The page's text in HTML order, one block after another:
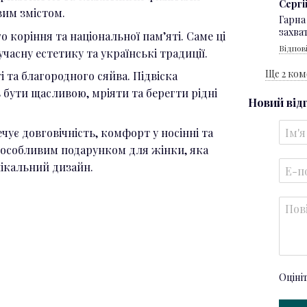
змістом.
та національної пам’яті. Саме ці
естетику та українські традиції.
благородного сяйва. Підвіска
щасливою, мріяти та берегти рідні
довговічність, комфорт у носінні та
особливим подарунком для жінки, яка
дизайн.
Ще 2
Новий